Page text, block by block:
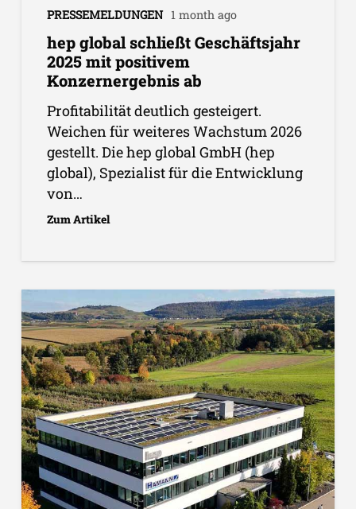
PRESSEMELDUNGEN 1 month ago
hep global schließt Geschäftsjahr
2025 mit positivem
Konzernergebnis ab
Profitabilität deutlich gesteigert.
Weichen für weiteres Wachstum 2026
gestellt. Die hep global GmbH (hep
global), Spezialist für die Entwicklung
von…
Zum Artikel